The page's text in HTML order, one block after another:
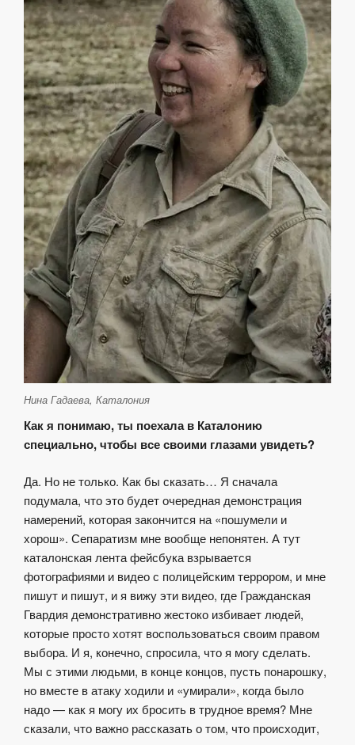
Нина Гадаева, Каталония
Как я понимаю, ты поехала в Каталонию
специально, чтобы все своими глазами увидеть?
Да. Но не только. Как бы сказать… Я сначала
подумала, что это будет очередная демонстрация
намерений, которая закончится на «пошумели и
хорош». Сепаратизм мне вообще непонятен. А тут
каталонская лента фейсбука взрывается
фотографиями и видео с полицейским террором, и мне
пишут и пишут, и я вижу эти видео, где Гражданская
Гвардия демонстративно жестоко избивает людей,
которые просто хотят воспользоваться своим правом
выбора. И я, конечно, спросила, что я могу сделать.
Мы с этими людьми, в конце концов, пусть понарошку,
но вместе в атаку ходили и «умирали», когда было
надо — как я могу их бросить в трудное время? Мне
сказали, что важно рассказать о том, что происходит,